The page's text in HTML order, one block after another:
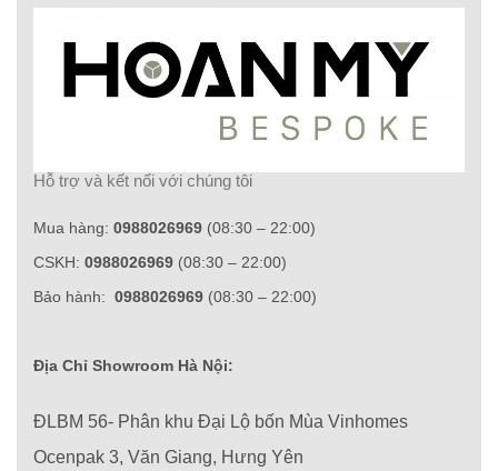
Hỗ trợ và kết nối với chúng tôi
Mua hàng: 0988026969 (08:30 – 22:00)
CSKH: 0988026969 (08:30 – 22:00)
Bảo hành: 0988026969 (08:30 – 22:00)
Địa Chỉ Showroom Hà Nội:
ĐLBM 56- Phân khu Đại Lộ bốn Mùa Vinhomes
Ocenpak 3, Văn Giang, Hưng Yên